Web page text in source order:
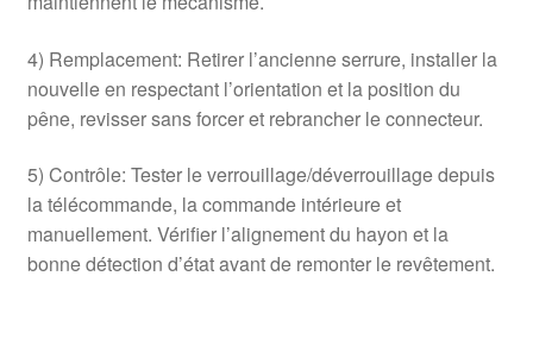
4) Remplacement: Retirer l’ancienne serrure, installer la
nouvelle en respectant l’orientation et la position du
pêne, revisser sans forcer et rebrancher le connecteur.
5) Contrôle: Tester le verrouillage/déverrouillage depuis
la télécommande, la commande intérieure et
manuellement. Vérifier l’alignement du hayon et la
bonne détection d’état avant de remonter le revêtement.